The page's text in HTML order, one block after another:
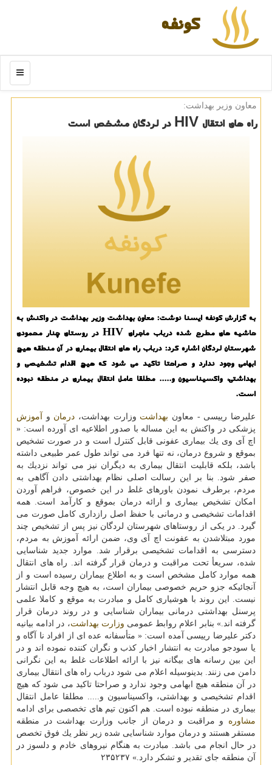
كونفه
منو
معاون وزیر بهداشت:
راه های انتقال HIV در لردگان مشخص است
به گزارش كونفه ایسنا نوشت: معاون بهداشت وزیر بهداشت در واكنش به
حاشیه های مطرح شده درباب ماجرای HIV در روستای چنار محمودی
شهرستان لردگان اشاره كرد: درباب راه های انتقال بیماری در آن منطقه هیچ
ابهامی وجود ندارد و صراحتا تاكید می شود كه هیچ اقدام تشخیصی و
بهداشتی، واكسیناسیون و..... مطلقا عامل انتقال بیماری در منطقه نبوده
است.
علیرضا رییسی - معاون بهداشت وزارت بهداشت، درمان و آموزش
پزشكی در واكنش به این مساله با صدور اطلاعیه ای آورده است: «
اچ آی وی یك بیماری عفونی قابل كنترل است و در صورت تشخیص
بموقع و شروع درمان، نه تنها فرد می تواند طول عمر طبیعی داشته
باشد، بلكه قابلیت انتقال بیماری به دیگران نیز می تواند نزدیك به
صفر شود. بنا بر این رسالت اصلی نظام بهداشتی دادن آگاهی به
مردم، برطرف نمودن باورهای غلط در این خصوص، فراهم آوردن
امكان تشخیص بیماری و ارائه درمان بموقع و كارآمد است. همه
اقدامات تشخیصی و درمانی با حفظ اصل رازداری كامل صورت می
گیرد. در یكی از روستاهای شهرستان لردگان نیز پس از تشخیص چند
مورد مبتلاشدن به عفونت اچ آی وی، ضمن ارائه آموزش به مردم،
دسترسی به اقدامات تشخیصی برقرار شد. موارد جدید شناسایی
شده، سریعأ تحت مراقبت و درمان قرار گرفته اند. راه های انتقال
همه موارد كامل مشخص است و به اطلاع بیماران رسیده است و از
آنجائیكه جزو حریم خصوصی بیماران است، به هیچ وجه قابل انتشار
نیست. این روند با هوشیاری كامل و مبادرت به موقع و كاملا علمی
پرسنل بهداشتی درمانی بیماران شناسایی و در روند درمان قرار
گرفته اند.» بنابر اعلام روابط عمومی وزارت بهداشت، در ادامه بیانیه
دكتر علیرضا رییسی آمده است: « متأسفانه عده ای از افراد نا آگاه و
یا سودجو مبادرت به انتشار اخبار كذب و نگران كننده نموده اند و در
این بین رسانه های بیگانه نیز با ارائه اطلاعات غلط به این نگرانی
دامن می زنند. بدینوسیله اعلام می شود درباب راه های انتقال بیماری
در آن منطقه هیچ ابهامی وجود ندارد و صراحتا تاكید می شود كه هیچ
اقدام تشخیصی و بهداشتی، واكسیناسیون و..... مطلقا عامل انتقال
بیماری در منطقه نبوده است. هم اكنون تیم های تخصصی برای ادامه
مشاوره و مراقبت و درمان از جانب وزارت بهداشت در منطقه
مستقر هستند و درمان موارد شناسایی شده زیر نظر یك فوق تخصص
در حال انجام می باشد. مبادرت به هنگام نیروهای خادم و دلسوز در
آن منطقه جای تقدیر و تشكر دارد.» ۲۳۵۲۳۷